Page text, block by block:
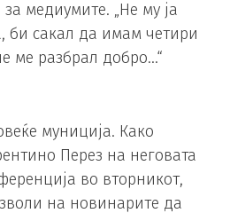
медиумите. „Не му ја
би сакал да имам четири
ме разбрал добро…“
муниција. Како
Перез на неговата
во вторникот,
на новинарите да